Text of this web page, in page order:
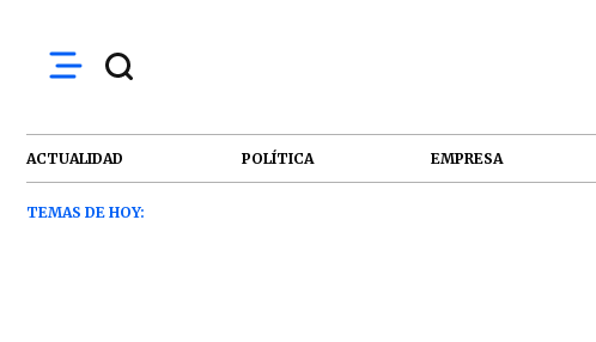
ACTUALIDAD POLÍTICA EMPRESA
TEMAS DE HOY: